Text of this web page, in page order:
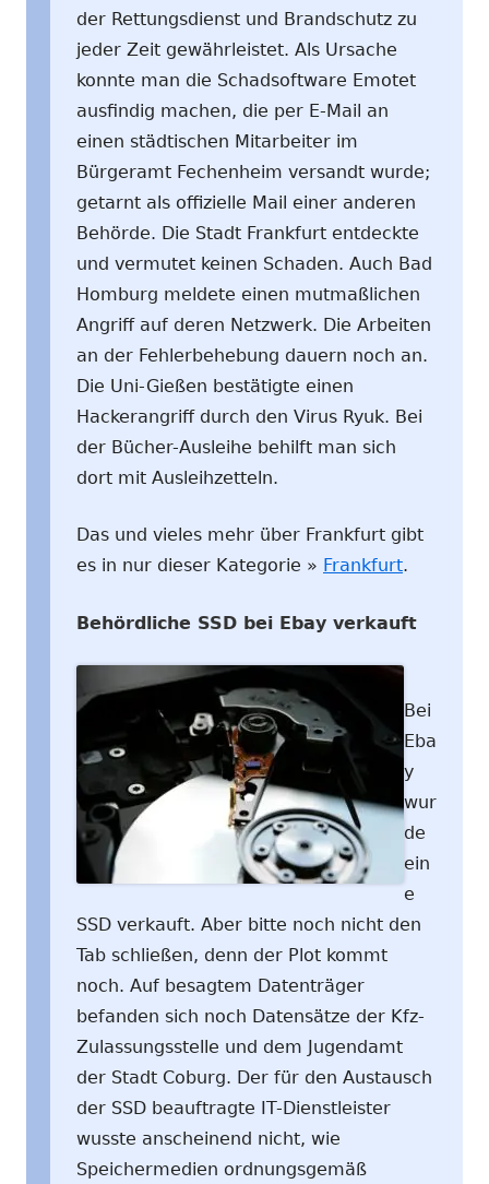
der Rettungsdienst und Brandschutz zu
jeder Zeit gewährleistet. Als Ursache
konnte man die Schadsoftware Emotet
ausfindig machen, die per E-Mail an
einen städtischen Mitarbeiter im
Bürgeramt Fechenheim versandt wurde;
getarnt als offizielle Mail einer anderen
Behörde. Die Stadt Frankfurt entdeckte
und vermutet keinen Schaden. Auch Bad
Homburg meldete einen mutmaßlichen
Angriff auf deren Netzwerk. Die Arbeiten
an der Fehlerbehebung dauern noch an.
Die Uni-Gießen bestätigte einen
Hackerangriff durch den Virus Ryuk. Bei
der Bücher-Ausleihe behilft man sich
dort mit Ausleihzetteln.
Das und vieles mehr über Frankfurt gibt
es in nur dieser Kategorie » Frankfurt.
Behördliche SSD bei Ebay verkauft
Bei
Eba
y
wur
de
ein
e
SSD verkauft. Aber bitte noch nicht den
Tab schließen, denn der Plot kommt
noch. Auf besagtem Datenträger
befanden sich noch Datensätze der Kfz-
Zulassungsstelle und dem Jugendamt
der Stadt Coburg. Der für den Austausch
der SSD beauftragte IT-Dienstleister
wusste anscheinend nicht, wie
Speichermedien ordnungsgemäß